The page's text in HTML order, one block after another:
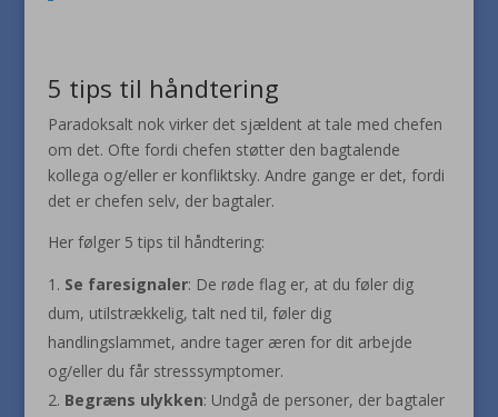
5 tips til håndtering
Paradoksalt nok virker det sjældent at tale med chefen
om det. Ofte fordi chefen støtter den bagtalende
kollega og/eller er konfliktsky. Andre gange er det, fordi
det er chefen selv, der bagtaler.
Her følger 5 tips til håndtering:
Se faresignaler: De røde flag er, at du føler dig
dum, utilstrækkelig, talt ned til, føler dig
handlingslammet, andre tager æren for dit arbejde
og/eller du får stresssymptomer.
Begræns ulykken: Undgå de personer, der bagtaler